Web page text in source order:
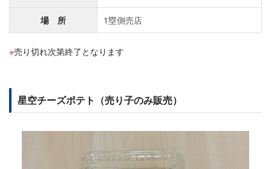
場 所 1塁側売店
売り切れ次第終了となります
星空チーズポテト（売り子のみ販売）